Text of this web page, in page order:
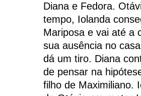
Diana e Fedora.
tempo, Iolanda
Mariposa e vai até a
sua ausência no
dá um tiro. Diana
de pensar na
filho de Maximiliano.